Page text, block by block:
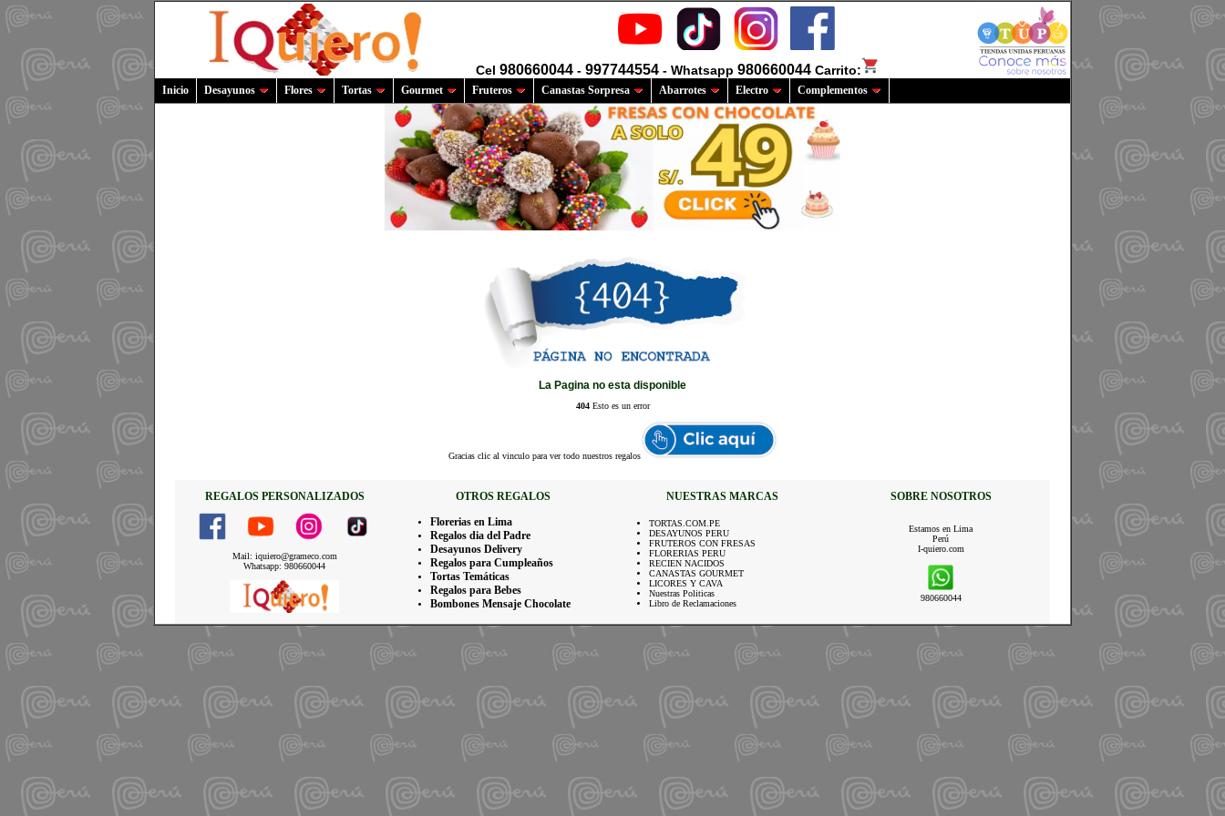
Cel 980660044 - 997744554 - Whatsapp 980660044 Carrito:
Inicio Desayunos Flores Tortas Gourmet Fruteros Canastas Sorpresa Abarrotes Electro Complementos
La Pagina no esta disponible
404Esto es un error
Gracias clic al vinculo para ver todo nuestros regalos
REGALOS PERSONALIZADOS OTROS REGALOS NUESTRAS MARCAS SOBRE NOSOTROS
Mail: iquiero@grameco.com
Whatsapp: 980660044
Florerias en Lima
Regalos dia del Padre
Desayunos Delivery
Regalos para Cumpleaños
Tortas Temáticas
Regalos para Bebes
Bombones Mensaje Chocolate
TORTAS.COM.PE
DESAYUNOS PERU
FRUTEROS CON FRESAS
FLORERIAS PERU
RECIEN NACIDOS
CANASTAS GOURMET
LICORES Y CAVA
Nuestras Politicas
Libro de Reclamaciones
Estamos en Lima
Perú
I-quiero.com
980660044